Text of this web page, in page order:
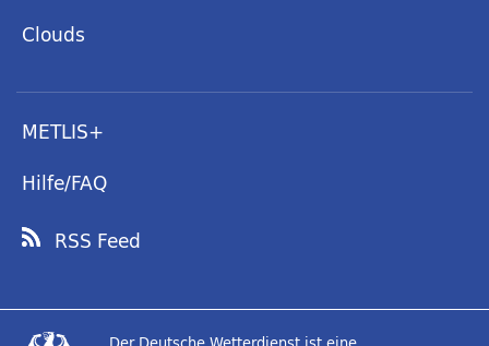
Clouds
METLIS+
Hilfe/FAQ
RSS Feed